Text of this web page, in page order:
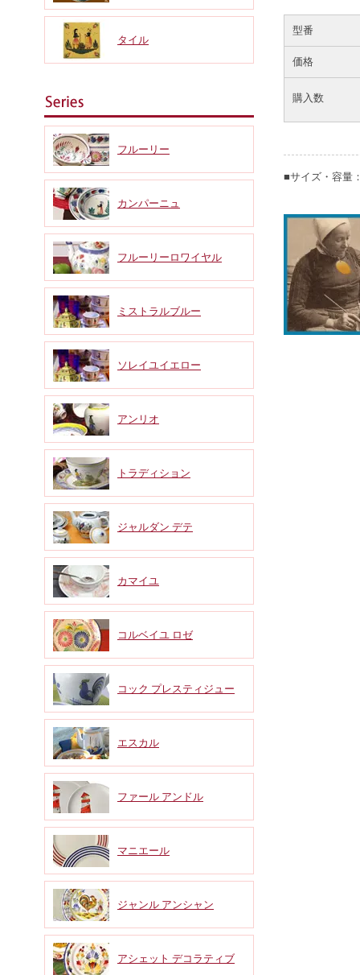
型番
価格
購入数
■サイズ・容量
タイル
フルーリー
カンパーニュ
フルーリーロワイヤル
ミストラルブルー
ソレイユイエロー
アンリオ
トラディション
ジャルダン デテ
カマイユ
コルベイユ ロゼ
コック プレスティジュー
エスカル
ファール アンドル
マニエール
ジャンル アンシャン
アシェット デコラティブ